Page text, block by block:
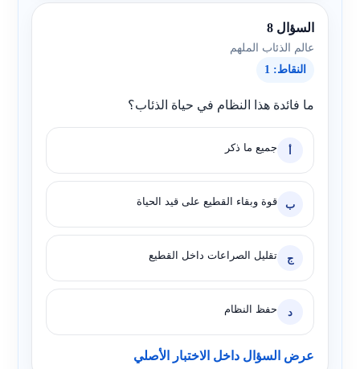
السؤال 8
عالم الذئاب الملهم
النقاط: 1
ما فائدة هذا النظام في حياة الذئاب؟
أ جميع ما ذكر
ب قوة وبقاء القطيع على قيد الحياة
ج تقليل الصراعات داخل القطيع
د حفظ النظام
عرض السؤال داخل الاختبار الأصلي